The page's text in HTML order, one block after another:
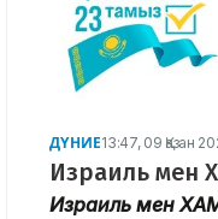
ДҮНИЕ13:47, 09 Қазан
Израиль мен
Израиль мен